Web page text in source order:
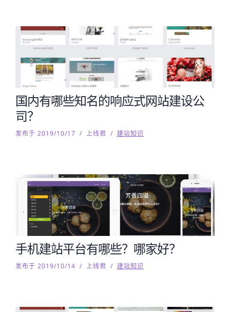
国内有哪些知名的响应式网站建设公
司？
发布于 2019/10/17 / 上线君 / 建站知识
手机建站平台有哪些？哪家好？
发布于 2019/10/14 / 上线君 / 建站知识